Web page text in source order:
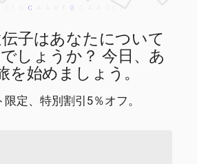
子はあなたについて
しょうか？ 今日、あ
を始めましょう。
定、特別割引5％オフ。